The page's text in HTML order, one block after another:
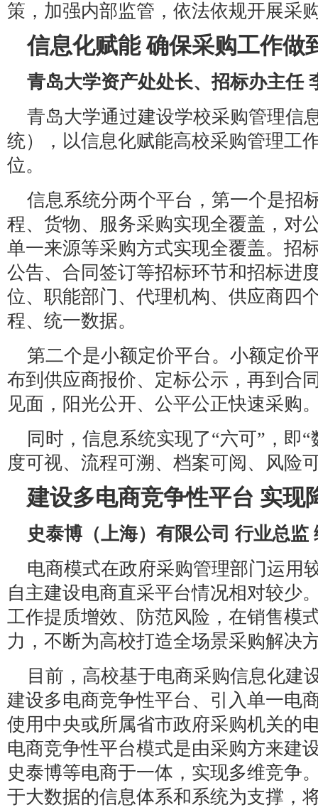
策，加强内部监管，依法依规开展采
信息化赋能 确保采购工作做
青岛大学资产处处长、招标办主任
青岛大学通过建设学校采购管理信
统），以信息化赋能高校采购管理工
位。
信息系统分两个平台，第一个是招
程、货物、服务采购实现全覆盖，对
单一来源等采购方式实现全覆盖。招
公告、合同签订等招标环节和招标进
位、职能部门、代理机构、供应商四
程、统一数据。
第二个是小额定价平台。小额定价
布到供应商报价、定标公示，再到合
见面，阳光公开、公平公正快速采购
同时，信息系统实现了“六可”，即
度可视、流程可溯、档案可阅、风险
建设多电商竞争性平台 实现
史泰博（上海）有限公司 行业总监
电商模式在政府采购管理部门运用
自主建设电商直采平台情况相对较少
工作提质增效、防范风险，在销售模
力，不断为高校打造全场景采购解决
目前，高校基于电商采购信息化建
建设多电商竞争性平台、引入单一电
使用中央或所属省市政府采购机关的
电商竞争性平台模式是由采购方来建
史泰博等电商于一体，实现多维竞争
于大数据的信息体系和系统为支撑，